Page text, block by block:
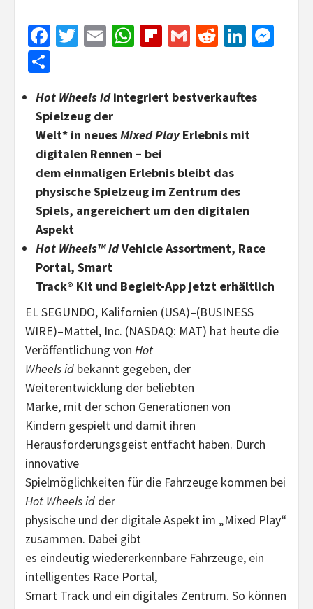
Facebook
Twitter
EmailWhatsApp
Flipboard
GmailReddit
Hot Wheels idintegriert bestverkauftes
Spielzeug der
Welt* in neuesMixed PlayErlebnis mit
digitalen Rennen – bei
dem einmaligen Erlebnis bleibt das
physische Spielzeug im Zentrum des
Spiels, angereichert um den digitalen
Aspekt
Hot Wheels™ idVehicle Assortment, Race
Portal, Smart
Track® Kit und Begleit-App jetzt erhältlich
EL SEGUNDO, Kalifornien (USA)–(BUSINESS
WIRE)–Mattel, Inc. (NASDAQ: MAT) hat heute die
Veröffentlichung von Hot
Wheels id bekannt gegeben, der
Weiterentwicklung der beliebten
Marke, mit der schon Generationen von
Kindern gespielt und damit ihren
Herausforderungsgeist entfacht haben. Durch
innovative
Spielmöglichkeiten für die Fahrzeuge kommen bei
Hot Wheels id der
physische und der digitale Aspekt im „Mixed Play“
zusammen. Dabei gibt
es eindeutig wiedererkennbare Fahrzeuge, ein
intelligentes Race Portal,
Smart Track und ein digitales Zentrum. So können